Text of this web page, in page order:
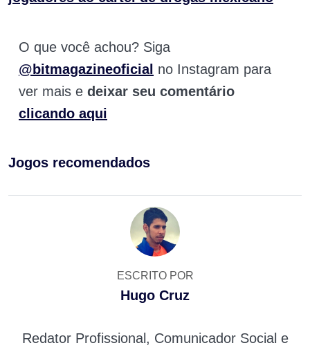
O que você achou? Siga
@bitmagazineoficial no Instagram para
ver mais e deixar seu comentário
clicando aqui
Jogos recomendados
ESCRITO POR
Hugo Cruz
Redator Profissional, Comunicador Social e